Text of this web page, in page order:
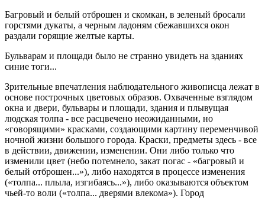
Багровый и белый отброшен и скомкан, в зеленый бросали
горстями дукаты, а черным ладоням сбежавшихся окон
раздали горящие желтые карты.
Бульварам и площади было не странно увидеть на зданиях
синие тоги...
Зрительные впечатления наблюдательного живописца лежат в
основе построчных цветовых образов. Охваченные взглядом
окна и двери, бульвары и площади, здания и плывущая
людская толпа - все расцвечено неожиданными, но
«говорящими» красками, создающими картину переменчивой
ночной жизни большого города. Краски, предметы здесь - все
в действии, движении, изменении. Они либо только что
изменили цвет (небо потемнело, закат погас - «багровый и
белый отброшен...»), либо находятся в процессе изменения
(«толпа... плыла, изгибаясь...»), либо оказываются объектом
чьей-то воли («толпа... дверями влекома»). Город